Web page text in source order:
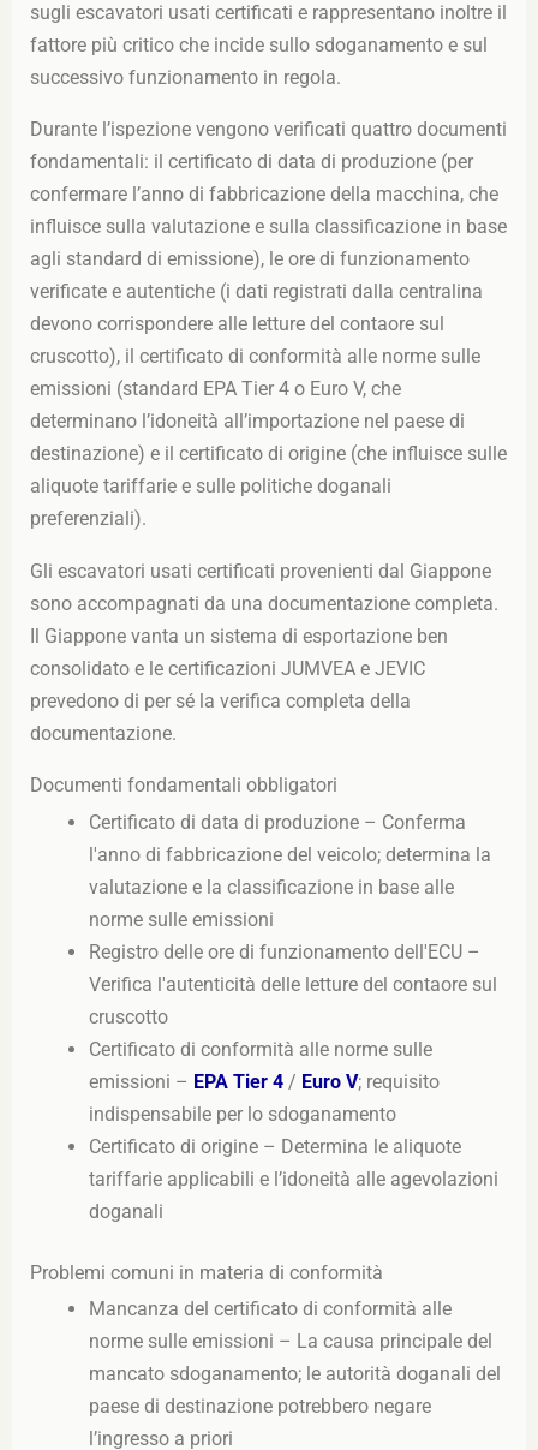
sugli escavatori usati certificati e rappresentano inoltre il
fattore più critico che incide sullo sdoganamento e sul
successivo funzionamento in regola.
Durante l’ispezione vengono verificati quattro documenti
fondamentali: il certificato di data di produzione (per
confermare l’anno di fabbricazione della macchina, che
influisce sulla valutazione e sulla classificazione in base
agli standard di emissione), le ore di funzionamento
verificate e autentiche (i dati registrati dalla centralina
devono corrispondere alle letture del contaore sul
cruscotto), il certificato di conformità alle norme sulle
emissioni (standard EPA Tier 4 o Euro V, che
determinano l’idoneità all’importazione nel paese di
destinazione) e il certificato di origine (che influisce sulle
aliquote tariffarie e sulle politiche doganali
preferenziali).
Gli escavatori usati certificati provenienti dal Giappone
sono accompagnati da una documentazione completa.
Il Giappone vanta un sistema di esportazione ben
consolidato e le certificazioni JUMVEA e JEVIC
prevedono di per sé la verifica completa della
documentazione.
Documenti fondamentali obbligatori
Certificato di data di produzione – Conferma
l'anno di fabbricazione del veicolo; determina la
valutazione e la classificazione in base alle
norme sulle emissioni
Registro delle ore di funzionamento dell'ECU –
Verifica l'autenticità delle letture del contaore sul
cruscotto
Certificato di conformità alle norme sulle
emissioni – EPA Tier 4 / Euro V; requisito
indispensabile per lo sdoganamento
Certificato di origine – Determina le aliquote
tariffarie applicabili e l’idoneità alle agevolazioni
doganali
Problemi comuni in materia di conformità
Mancanza del certificato di conformità alle
norme sulle emissioni – La causa principale del
mancato sdoganamento; le autorità doganali del
paese di destinazione potrebbero negare
l’ingresso a priori